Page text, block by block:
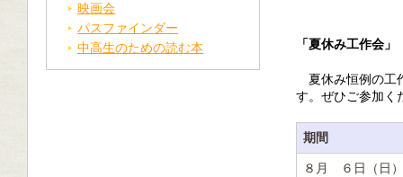
映画会
パスファインダー
中高生のための読む本
「夏休み工作会
夏休み恒例の工
す。ぜひご参加く
期間
８月 ６日（日